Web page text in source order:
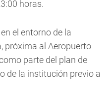
horas.
el entorno de la
próxima al Aeropuerto
parte del plan de
de la institución previo a